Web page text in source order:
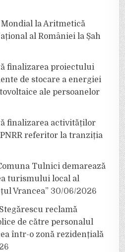
Mondial la Aritmetică
al României la Șah
finalizarea proiectului
de stocare a energiei
ale persoanelor
finalizarea activităților
referitor la tranziția
Tulnici demarează
turismului local al
Vrancea” 30/06/2026
reclamă
de către personalul
într-o zonă rezidențială